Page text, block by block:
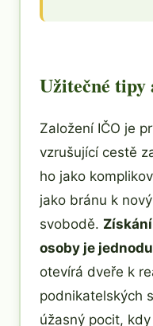
Užitečné tipy
Založení IČO je
vzrušující cestě
ho jako
jako bránu k
svobodě.
osoby je
otevírá dveře k
podnikatelských
úžasný pocit,